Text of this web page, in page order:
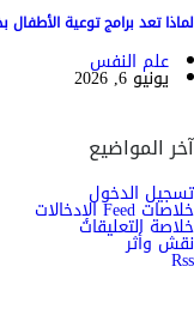
لماذا تعد برامج توعية
علم النفس
يونيو 6, 2026
آخر المواضيع
تسجيل الدخول
خلاصات Feed الإدخالات
خلاصة التعليقات
نقش وأثر
Rss